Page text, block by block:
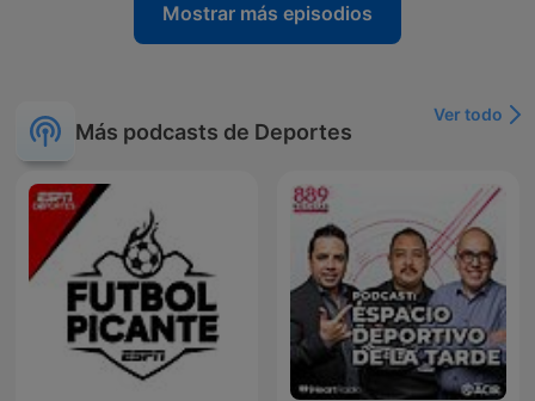
Mostrar más episodios
Más podcasts de Deportes
Ver todo